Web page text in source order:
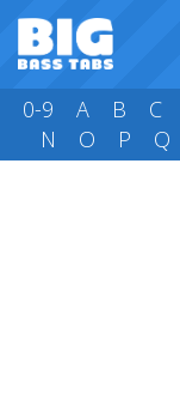
0-9 A B C
N
O P Q